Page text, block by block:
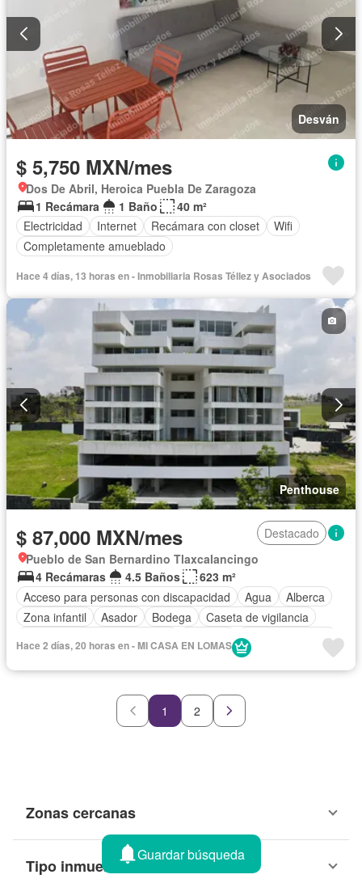
Desván
$ 5,750 MXN/mes
Dos De Abril, Heroica Puebla De Zaragoza
1 Recámara
1 Baño
40 m²
Electricidad
Internet Recámara con closet
Wifi
Completamente amueblado
Hace 4 días, 13 horas en - Inmobiliaria Rosas Téllez y Asociados
Penthouse
$ 87,000 MXN/mes
Destacado
Pueblo de San Bernardino Tlaxcalancingo
4 Recámaras
4.5 Baños
623 m²
Acceso para personas con discapacidad
Agua
Alberca
Zona infantil
Asador Bodega
Caseta de vigilancia
Cocina equipada
Cuarto de Limpieza
Cuarto de servicio
Electricidad
Elevador
Gas natural Gimnasio
Recámara con closet Azotea
Sala polivalente
Hace 2 días, 20 horas en - MI CASA EN LOMAS
1 2
Zonas cercanas
Tipo inmueble
Guardar búsqueda